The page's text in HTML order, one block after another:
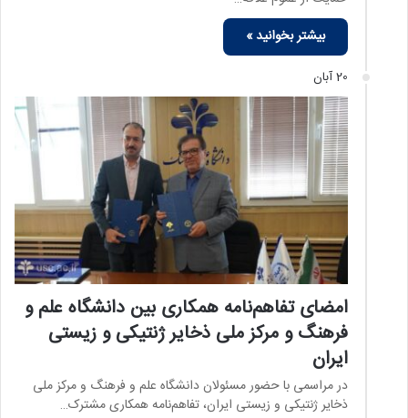
بیشتر بخوانید »
20 آبان
امضای تفاهم‌نامه همکاری بین دانشگاه علم و
فرهنگ و مرکز ملی ذخایر ژنتیکی و زیستی
ایران
در مراسمی با حضور مسئولان دانشگاه علم و فرهنگ و مرکز ملی
ذخایر ژنتیکی و زیستی ایران، تفاهم‌نامه همکاری مشترک…